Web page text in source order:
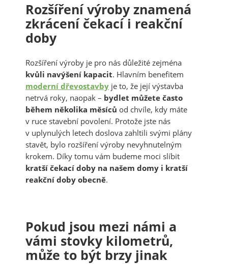
Rozšíření výroby znamená
zkrácení čekací i reakční
doby
Rozšíření výroby je pro nás důležité zejména
kvůli navýšení kapacit. Hlavním benefitem
moderní dřevostavby je to, že její výstavba
netrvá roky, naopak – bydlet můžete často
během několika měsíců od chvíle, kdy máte
v ruce stavební povolení. Protože jste nás
v uplynulých letech doslova zahltili svými plány
stavět, bylo rozšíření výroby nevyhnutelným
krokem. Díky tomu vám budeme moci slíbit
kratší čekací doby na našem domy i kratší
reakční doby obecně.
Pokud jsou mezi námi a
vámi stovky kilometrů,
může to být brzy jinak